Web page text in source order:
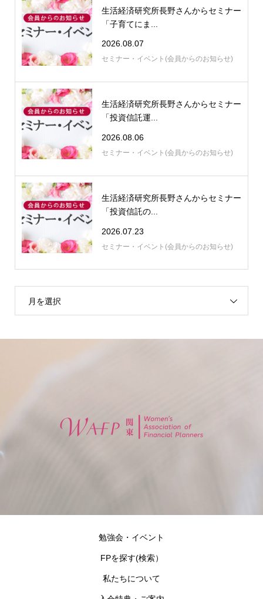
生活経済研究所長野さんからセミナー
「子育てにま...
2026.08.07
セミナー・イベント(会員からのお知らせ)
生活経済研究所長野さんからセミナー
「投資信託運...
2026.08.06
セミナー・イベント(会員からのお知らせ)
生活経済研究所長野さんからセミナー
「投資信託の...
2026.07.23
セミナー・イベント(会員からのお知らせ)
月を選択
勉強会・イベント
FPを探す(検索）
私たちについて